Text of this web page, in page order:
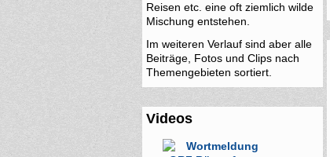
Reisen etc. eine oft ziemlich wilde
Mischung entstehen.
Im weiteren Verlauf sind aber alle
Beiträge, Fotos und Clips nach
Themengebieten sortiert.
Videos